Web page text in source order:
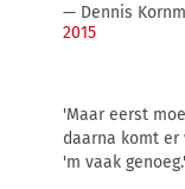
— Dennis
2015
'Maar eerst
daarna komt er
'm vaak genoeg.'